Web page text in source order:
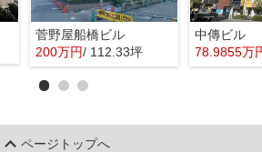
菅野屋船橋ビル
200万円/ 112.33坪
中傳ビル
78.9855万
ページトップへ